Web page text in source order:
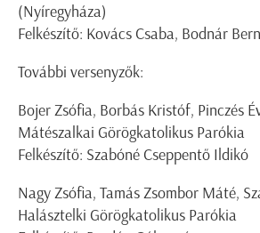
(Nyíregyháza)
Felkészítő: Kovács Csaba, Bodnár
További versenyzők:
Bojer Zsófia, Borbás Kristóf, Pinczés
Mátészalkai Görögkatolikus Parókia
Felkészítő: Szabóné Cseppentő Ildikó
Nagy Zsófia, Tamás Zsombor Máté,
Halásztelki Görögkatolikus Parókia